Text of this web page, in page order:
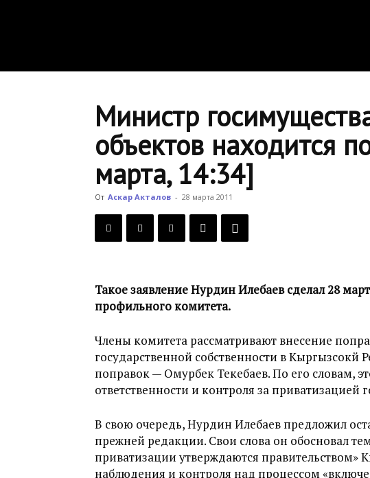
Министр
объектов находится
марта, 14:34]
От Аскар Акталов - 28 марта 2011
Такое заявление Нурдин Илебаев сделал 28
профильного комитета.
Члены комитета рассматривают внесение
государственной собственности в Кыргызсокй
поправок — Омурбек Текебаев. По его словам,
ответственности и контроля за приватизацией
В свою очередь, Нурдин Илебаев предложил
прежней редакции. Свои слова он обосновал
приватизации утверждаются правительством»
наблюдения и контроля над процессом